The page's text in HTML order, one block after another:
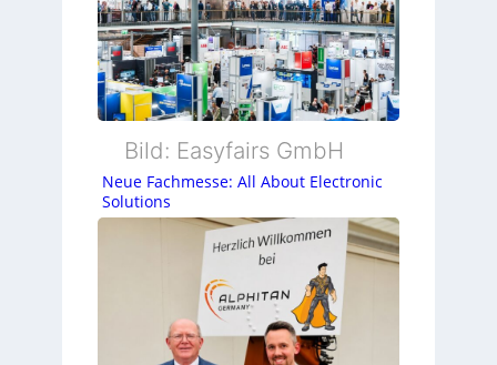
Bild: Easyfairs GmbH
Neue Fachmesse: All About Electronic
Solutions